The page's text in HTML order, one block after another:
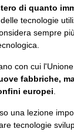
di quanto
tecnologie
sempre
con cui
fabbriche,
europei
una lezione
tecnologie